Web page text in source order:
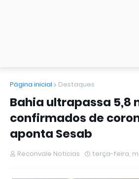
Página inicial Destaques
Bahia ultrapassa 5,8
confirmados de
aponta Sesab
Reconvale Noticias terça-feira,